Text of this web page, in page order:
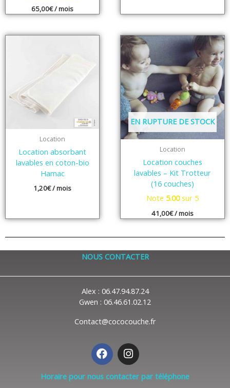
65,00€/ mois
Location
Location absorbant
lavables en coton-bio
Hamac
1,20€/ mois
EN RUPTURE DE STOCK
Location
Location couches
lavables – Kit Trotteur
(16 couches)
Note 5.00sur 5
41,00€/ mois
NOUS CONTACTER
Alex : 06.47.94.87.24
Gwen : 06.46.61.02.12
Contact@cococouche.fr
F
a
c
e
I
n
s
t
Horaire pour nous contacter par téléphone